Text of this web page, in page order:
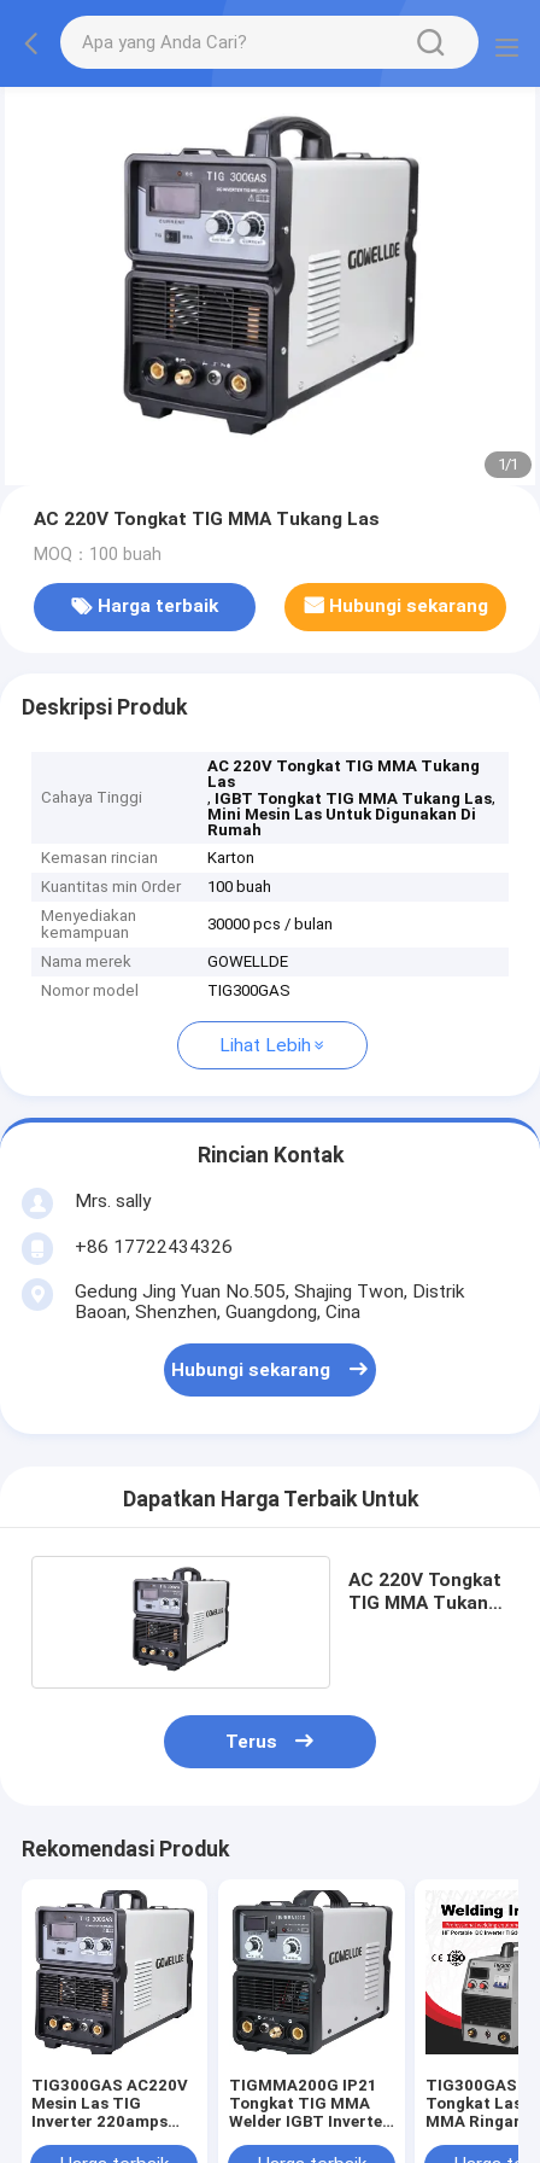
1/1
AC 220V Tongkat TIG MMA Tukang Las
MOQ：100 buah
Harga terbaik Hubungi sekarang
Deskripsi Produk
Cahaya Tinggi
AC 220V Tongkat TIG MMA Tukang
Las
, IGBT Tongkat TIG MMA Tukang Las,
Mini Mesin Las Untuk Digunakan Di
Rumah
Kemasan rincian
Karton
Kuantitas min Order
100 buah
Menyediakan
kemampuan
30000 pcs / bulan
Nama merek
GOWELLDE
Nomor model
TIG300GAS
Lihat Lebih
Rincian Kontak
Mrs. sally
+86 17722434326
Gedung Jing Yuan No.505, Shajing Twon, Distrik
Baoan, Shenzhen, Guangdong, Cina
Hubungi sekarang
Dapatkan Harga Terbaik Untuk
AC 220V Tongkat
TIG MMA Tukang
Terus
Rekomendasi Produk
TIG300GAS AC220V
Mesin Las TIG
Inverter 220amps
TIGMMA200G IP21
Tongkat TIG MMA
Welder IGBT Inverter
TIG300GAS
Tongkat Las
MMA Ringan